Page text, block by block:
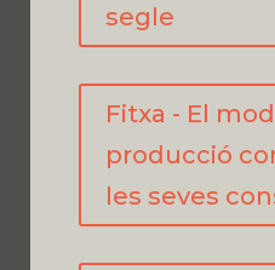
segle
Fitxa - El
producció
les seves